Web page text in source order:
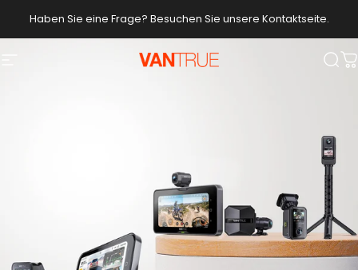
Haben Sie eine Frage? Besuchen Sie unsere Kontaktseite.
Vantrue